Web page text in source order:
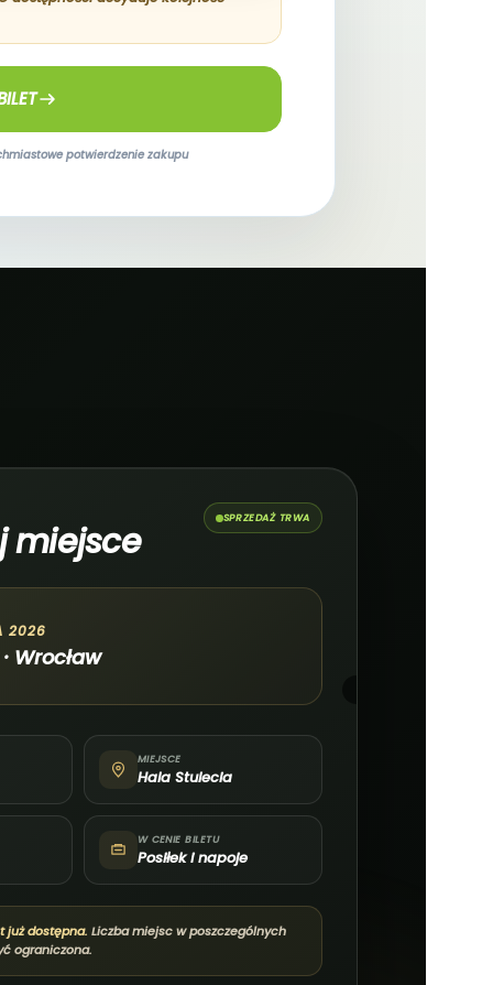
potwierdzenie zakupu
miejsce
SPRZEDAŻ TRWA
2026
Wrocław
MIEJSCE
Hala Stulecia
W CENIE BILETU
Posiłek i napoje
już dostępna. Liczba miejsc w poszczególnych
ograniczona.